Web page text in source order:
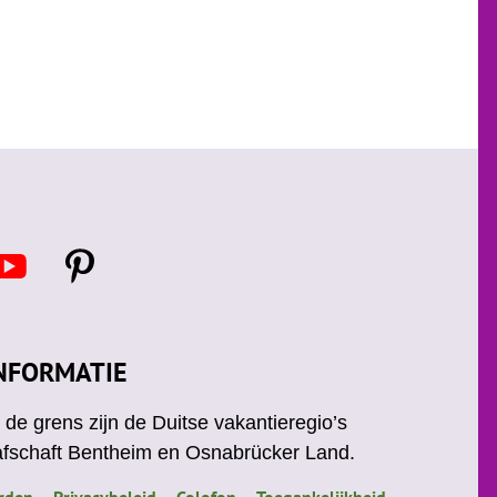
P
e
e
s
grens zijn de Duitse vakantieregio’s
Bentheim en Osnabrücker Land.